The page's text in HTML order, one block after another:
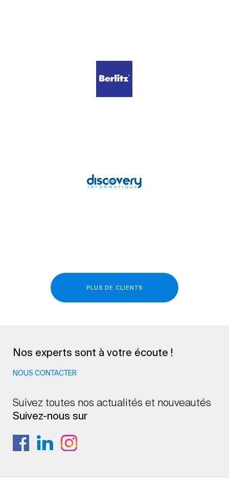
PLUS DE CLIENTS
Nos experts sont à votre écoute !
NOUS CONTACTER
Suivez toutes nos actualités et nouveautés
Suivez-nous sur